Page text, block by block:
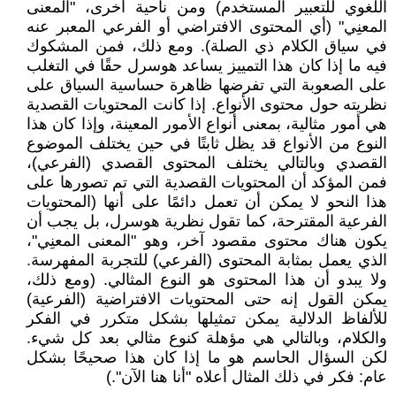
اللغوي للتعبير المستخدم) ومن ناحية أخرى، "المعنى
المعنِي" (أي المحتوى الافتراضي أو الفرعي المعبر عنه
في سياق الكلام ذي الصلة). ومع ذلك، فمن المشكوك
فيه ما إذا كان هذا التمييز يساعد هوسرل حقًا في التغلب
على الصعوبة التي تفرضها ظاهرة حساسية السياق على
نظريته حول محتوى الأنواع. إذا كانت المحتويات القصدية
هي أمور مثالية، بمعنى أنواع الأمور المعينة، وإذا كان هذا
النوع من الأنواع قد يظل ثابتًا في حين يختلف الموضوع
القصدي وبالتالي يختلف المحتوى القصدي (الفرعي)،
فمن المؤكد أن المحتويات القصدية التي تم تصورها على
هذا النحو لا يمكن أن تعمل دائمًا على أنها (المحتويات
الفرعية المقترحة، كما تقول نظرية هوسرل، بل يجب أن
يكون هناك محتوى مقصود آخر، وهو "المعنى المعنِي"،
الذي يعمل بمثابة المحتوى (الفرعي) للتجربة المفهرسة.
ولا يبدو أن هذا المحتوى هو النوع المثالي. (ومع ذلك،
يمكن القول إنه حتى المحتويات الافتراضية (الفرعية)
للألفاظ الدلالية يمكن تمثيلها بشكل متكرر في الفكر
والكلام، وبالتالي هي مؤهلة كنوع مثالي بعد كل شيء.
لكن السؤال الحاسم هو ما إذا كان هذا صحيحًا بشكل
عام: فكر في ذلك المثال أعلاه "أنا هنا الآن".)